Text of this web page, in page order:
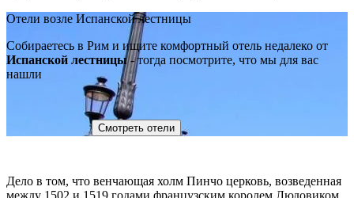
Отели возле Испанской лестницы
Собираетесь в Рим и ищите комфортный отель недалеко от
Испанской лестницы- тогда посмотрите, что мы для вас
нашли
Смотреть отели
Дело в том, что венчающая холм Пинчо церковь, возведенная